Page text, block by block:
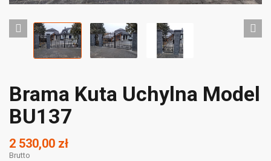
Brama Kuta Uchylna Model
BU137
2 530,00 zł
Brutto